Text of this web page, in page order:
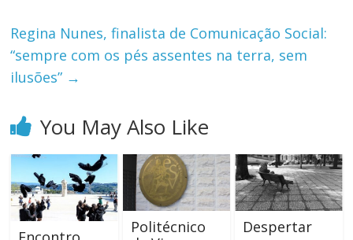
Regina Nunes, finalista de Comunicação Social:
“sempre com os pés assentes na terra, sem
ilusões” →
You May Also Like
Politécnico
Despertar